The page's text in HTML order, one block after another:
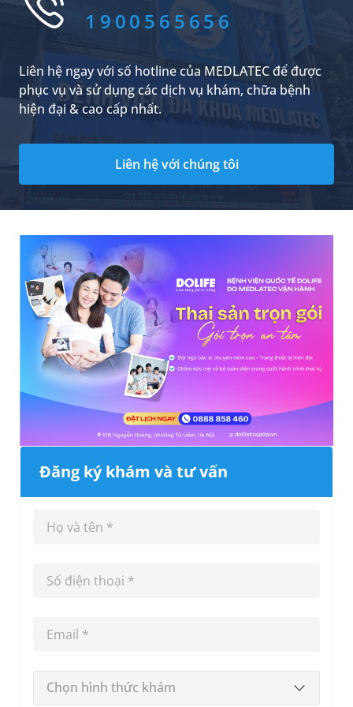
1900565656
Liên hệ ngay với số hotline của MEDLATEC để được
phục vụ và sử dụng các dịch vụ khám, chữa bệnh
hiện đại & cao cấp nhất.
Liên hệ với chúng tôi
Đăng ký khám và tư vấn
Chọn hình thức khám